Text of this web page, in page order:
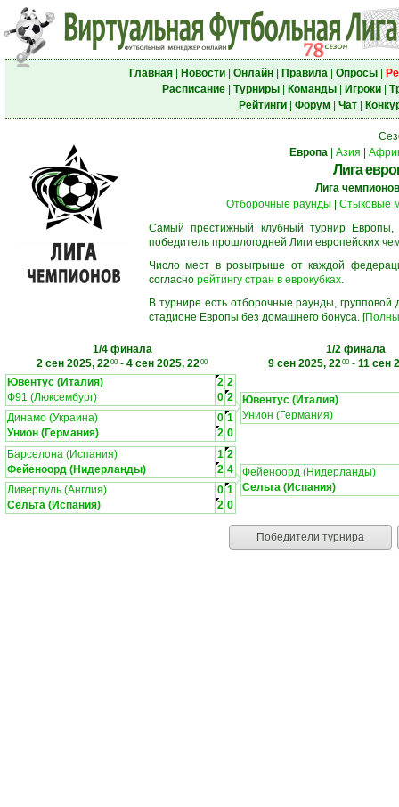
Главная| Новости| Онлайн| Правила| Опросы|
Расписание| Турниры| Команды| Игроки|
Рейтинги| Форум Чат|
Европа
Азия
Лига
Лига чемпионов
Отборочные раунды
Стыковые
Самый престижный клубный турнир
победитель прошлогодней Лиги европейских
Число мест в розыгрыше от каждой
согласно рейтингу стран в еврокубках.
В турнире есть отборочные раунды,
стадионе Европы без домашнего бонуса. [
1/4 финала
2 сен 2025, 2200- 4 сен 2025, 2200
1/2 финала
9 сен 2025, 2200- 11 сен
Ювентус (Италия)
2 2
Ф91 (Люксембург)
0 2
Динамо (Украина)
0 1
Унион (Германия)
2 0
Ювентус (Италия)
Унион (Германия)
Барселона (Испания) 1 2
Фейеноорд (Нидерланды)
2 4
Ливерпуль (Англия)
0 1
Сельта (Испания)
2 0
Фейеноорд (Нидерланды)
Сельта (Испания)
Победители турнира